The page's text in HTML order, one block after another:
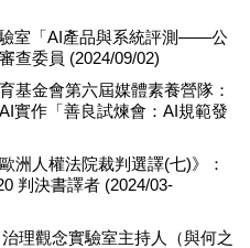
室「AI產品與系統評測——公
查委員 (2024/09/02)
基金會第六屆媒體素養營隊：
實作「善良試煉會：AI規範發
洲人權法院裁判選譯(七)》：
判決書譯者 (2024/03-
理觀念實驗室主持人（與何之